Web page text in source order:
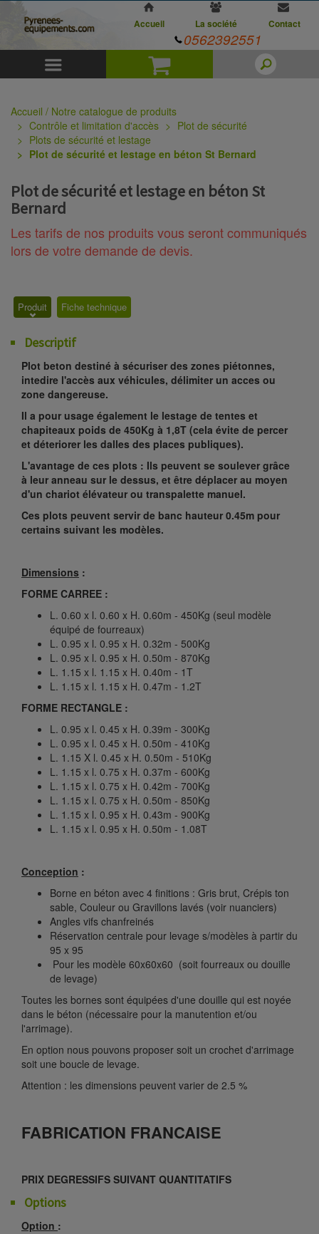
Panier
Accueil La société Contact
0562392551
Accueil / Notre catalogue de produits
Contrôle et limitation d'accès
Plot de sécurité
Plots de sécurité et lestage
Plot de sécurité et lestage en béton St Bernard
Plot de sécurité et lestage en béton St
Bernard
Les tarifs de nos produits vous seront communiqués
lors de votre demande de devis.
Produit Fiche technique
Descriptif
Plot beton destiné à sécuriser des zones piétonnes,
intedire l'accès aux véhicules, délimiter un acces ou
zone dangereuse.
Il a pour usage également le lestage de tentes et
chapiteaux poids de 450Kg à 1,8T (cela évite de percer
et déteriorer les dalles des places publiques).
L'avantage de ces plots : Ils peuvent se soulever grâce
à leur anneau sur le dessus, et être déplacer au moyen
d'un chariot élévateur ou transpalette manuel.
Ces plots peuvent servir de banc hauteur 0.45m pour
certains suivant les modèles.
Dimensions :
FORME CARREE :
L. 0.60 x l. 0.60 x H. 0.60m - 450Kg (seul modèle
équipé de fourreaux)
L. 0.95 x l. 0.95 x H. 0.32m - 500Kg
L. 0.95 x l. 0.95 x H. 0.50m - 870Kg
L. 1.15 x l. 1.15 x H. 0.40m - 1T
L. 1.15 x l. 1.15 x H. 0.47m - 1.2T
FORME RECTANGLE :
L. 0.95 x l. 0.45 x H. 0.39m - 300Kg
L. 0.95 x l. 0.45 x H. 0.50m - 410Kg
L. 1.15 X l. 0.45 x H. 0.50m - 510Kg
L. 1.15 x l. 0.75 x H. 0.37m - 600Kg
L. 1.15 x l. 0.75 x H. 0.42m - 700Kg
L. 1.15 x l. 0.75 x H. 0.50m - 850Kg
L. 1.15 x l. 0.95 x H. 0.43m - 900Kg
L. 1.15 x l. 0.95 x H. 0.50m - 1.08T
Conception :
Borne en béton avec 4 finitions : Gris brut, Crépis ton
sable, Couleur ou Gravillons lavés (voir nuanciers)
Angles vifs chanfreinés
Réservation centrale pour levage s/modèles à partir du
95 x 95
Pour les modèle 60x60x60 (soit fourreaux ou douille
de levage)
Toutes les bornes sont équipées d'une douille qui est noyée
dans le béton (nécessaire pour la manutention et/ou
l'arrimage).
En option nous pouvons proposer soit un crochet d'arrimage
soit une boucle de levage.
Attention : les dimensions peuvent varier de 2.5 %
FABRICATION FRANCAISE
PRIX DEGRESSIFS SUIVANT QUANTITATIFS
Options
Option :